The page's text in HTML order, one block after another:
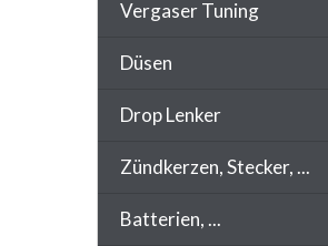
Vergaser Tuning
Düsen
Drop Lenker
Zündkerzen, Stecker, ...
Batterien, ...